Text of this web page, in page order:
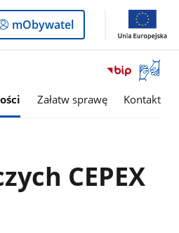
Logowanie
do
mObywatel
Otwórz
okno
z
Załatw sprawę Kontakt
CEPEX